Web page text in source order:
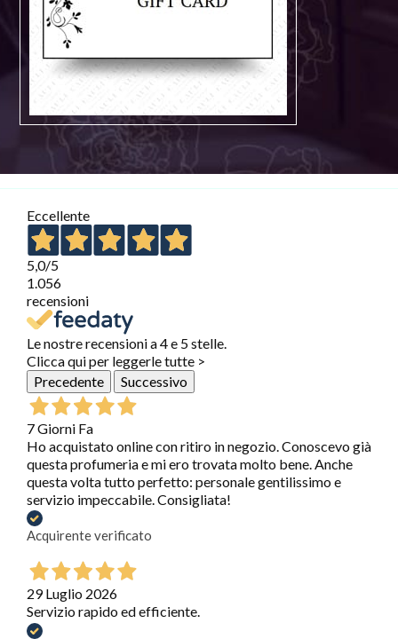
Eccellente
5,0/5
1.056
recensioni
Le nostre recensioni a 4 e 5 stelle.
Clicca qui per leggerle tutte >
Precedente
Successivo
7 Giorni Fa
Ho acquistato online con ritiro in negozio. Conoscevo già
questa profumeria e mi ero trovata molto bene. Anche
questa volta tutto perfetto: personale gentilissimo e
servizio impeccabile. Consigliata!
Acquirente verificato
29 Luglio 2026
Servizio rapido ed efficiente.